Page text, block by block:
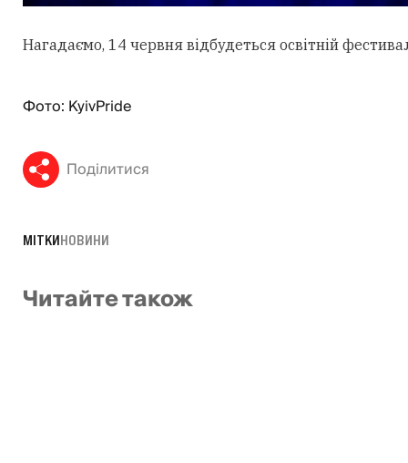
Нагадаємо, 14 червня відбудеться освітній
Фото: KyivPride
Поділитися
МІТКИНОВИНИ
Читайте також